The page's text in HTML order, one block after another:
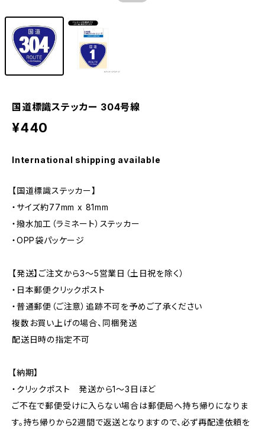
国道標識ステッカー 304号線
¥440
International shipping available
【国道標識ステッカー】
・サイズ約77mm x 81mm
・撥水加工（ラミネート）ステッカー
・OPP袋パッケージ
【発送】ご注文から3〜5営業日（土日祝を除く）
・日本郵便クリックポスト
・普通郵便（ご注意）追跡不可を予めご了承ください
複数お買い上げの場合、同梱発送
配送日時の指定不可
【納期】
・クリックポスト 発送から1〜3日ほど
ご不在で郵便受けに入らない場合は郵便局へ持ち帰りになりま
す。持ち帰りから2週間で返送となりますので、必ず再配達依頼を